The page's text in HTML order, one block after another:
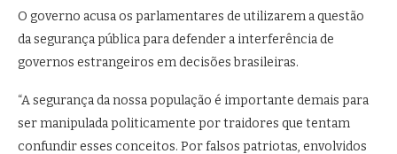
O governo acusa os parlamentares de utilizarem a questão
da segurança pública para defender a interferência de
governos estrangeiros em decisões brasileiras.
“A segurança da nossa população é importante demais para
ser manipulada politicamente por traidores que tentam
confundir esses conceitos. Por falsos patriotas, envolvidos